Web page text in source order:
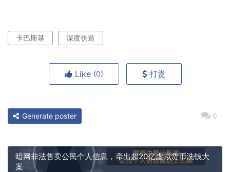
卡巴斯基 深度伪造
Like (0) 打赏
0
Generate poster
暗网非法售卖公民个人信息，牵出超20亿虚拟货币洗钱大
案